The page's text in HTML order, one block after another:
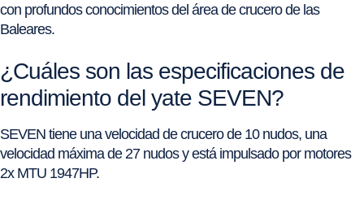
con profundos conocimientos del área de crucero de las
Baleares.
¿Cuáles son las especificaciones de
rendimiento del yate SEVEN?
SEVEN tiene una velocidad de crucero de 10 nudos, una
velocidad máxima de 27 nudos y está impulsado por motores
2x MTU 1947HP.